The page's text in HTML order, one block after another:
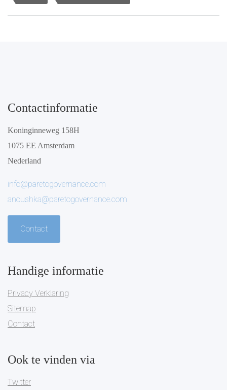
Contactinformatie
Koninginneweg 158H
1075 EE Amsterdam
Nederland
info@paretogovernance.com
anoushka@paretogovernance.com
Contact
Handige informatie
Privacy Verklaring
Sitemap
Contact
Ook te vinden via
Twitter